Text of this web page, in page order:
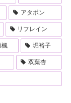
アタポン
リフレイン
楓 堀裕子
双葉杏